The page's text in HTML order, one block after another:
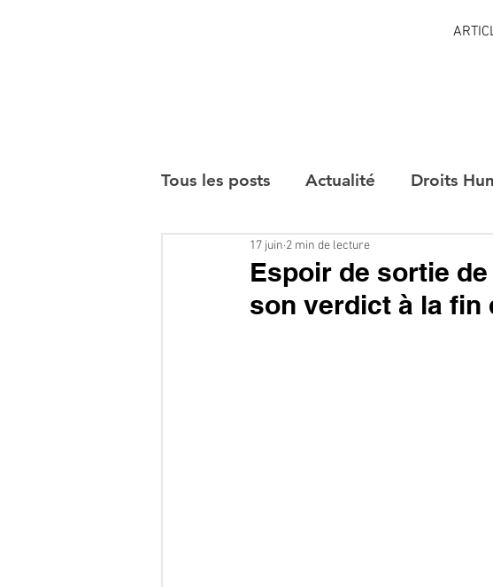
Tous les posts Actualité Droits
Interviews
Espoir de sortie
son verdict à la fin
17 juin 2 min de lecture